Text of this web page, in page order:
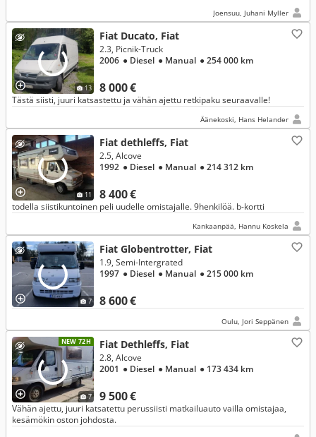
Joensuu, Juhani Myller
13
Fiat Ducato, Fiat
8 000 €
2.3, Picnik-Truck
2006 ● Diesel ● Manual ● 254 000 km
Tästä siisti, juuri katsastettu ja vähän ajettu retkipaku seuraavalle!
Äänekoski, Hans Helander
11
Fiat dethleffs, Fiat
8 400 €
2.5, Alcove
1992 ● Diesel ● Manual ● 214 312 km
todella siistikuntoinen peli uudelle omistajalle. 9henkilöä. b-kortti
Kankaanpää, Hannu Koskela
7
Fiat Globentrotter, Fiat
8 600 €
1.9, Semi-Intergrated
1997 ● Diesel ● Manual ● 215 000 km
Oulu, Jori Seppänen
NEW 72H
7
Fiat Dethleffs, Fiat
9 500 €
2.8, Alcove
2001 ● Diesel ● Manual ● 173 434 km
Vähän ajettu, juuri katsatettu perussiisti matkailuauto vailla omistajaa,
kesämökin oston johdosta.